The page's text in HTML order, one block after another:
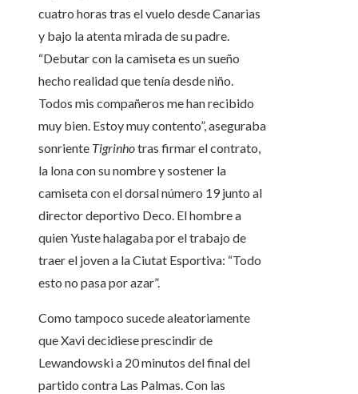
cuatro horas tras el vuelo desde Canarias
y bajo la atenta mirada de su padre.
“Debutar con la camiseta es un sueño
hecho realidad que tenía desde niño.
Todos mis compañeros me han recibido
muy bien. Estoy muy contento”, aseguraba
sonriente Tigrinhotras firmar el contrato,
la lona con su nombre y sostener la
camiseta con el dorsal número 19 junto al
director deportivo Deco. El hombre a
quien Yuste halagaba por el trabajo de
traer el joven a la Ciutat Esportiva: “Todo
esto no pasa por azar”.
Como tampoco sucede aleatoriamente
que Xavi decidiese prescindir de
Lewandowski a 20 minutos del final del
partido contra Las Palmas. Con las